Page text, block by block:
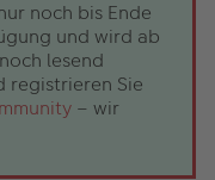
noch bis Ende
und wird ab
lesend
registrieren Sie
– wir